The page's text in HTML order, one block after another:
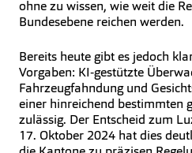
ohne zu wissen, wie weit die
Bundesebene reichen werden.
Bereits heute gibt es jedoch
Vorgaben: KI‑gestützte
Fahrzeugfahndung und
einer hinreichend bestimmten
zulässig. Der Entscheid zum
17. Oktober 2024 hat dies